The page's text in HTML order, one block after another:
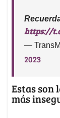
https://
—
2023
Estas son
más